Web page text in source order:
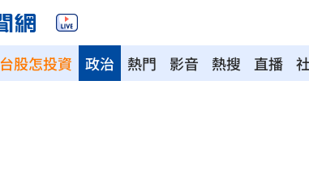
台股怎投資 熱門 影音 熱搜 直播
政治